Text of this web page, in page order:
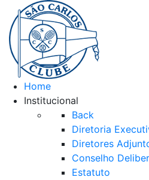
Home
Institucional
Back
Diretoria
Diretores
Conselho
Estatuto